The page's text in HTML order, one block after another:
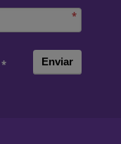
*
* Enviar